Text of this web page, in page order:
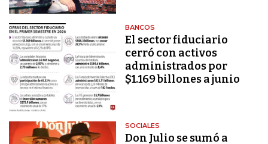
BANCOS
El sector fiduciario
cerró con activos
administrados por
$1.169 billones a junio
SOCIALES
Don Julio se sumó a